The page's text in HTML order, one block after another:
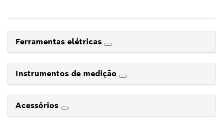
Ferramentas elétricas
Instrumentos de medição
Acessórios